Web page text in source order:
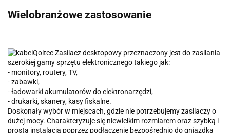
Wielobranżowe zastosowanie
Qoltec Zasilacz desktopowy przeznaczony jest do zasilania
szerokiej gamy sprzętu elektronicznego takiego jak:
- monitory, routery, TV,
- zabawki,
- ładowarki akumulatorów do elektronarzędzi,
- drukarki, skanery, kasy fiskalne.
Doskonały wybór w miejscach, gdzie nie potrzebujemy zasilaczy o
dużej mocy. Charakteryzuje się niewielkim rozmiarem oraz szybką i
prostą instalacją poprzez podłączenie bezpośrednio do gniazdka